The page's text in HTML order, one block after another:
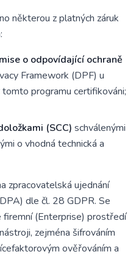
některou z platných záruk
o odpovídající ochraně
Framework (DPF) u
programu certifikováni;
(SCC) schválenými
o vhodná technická a
zpracovatelská ujednání
dle čl. 28 GDPR. Se
(Enterprise) prostředí
zejména šifrováním
ověřováním a